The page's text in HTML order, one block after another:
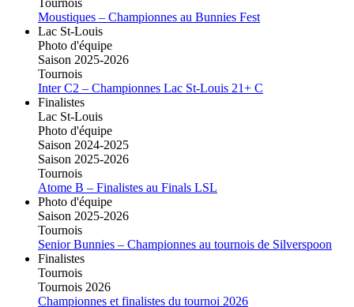
Moustiques – Championnes au Bunnies Fest
Lac St-Louis
Photo d'équipe
Saison 2025-2026
Tournois
Inter C2 – Championnes Lac St-Louis 21+ C
Finalistes
Lac St-Louis
Photo d'équipe
Saison 2024-2025
Saison 2025-2026
Tournois
Atome B – Finalistes au Finals LSL
Photo d'équipe
Saison 2025-2026
Tournois
Senior Bunnies – Championnes au tournois de Silverspoon
Finalistes
Tournois
Tournois 2026
Championnes et finalistes du tournoi 2026